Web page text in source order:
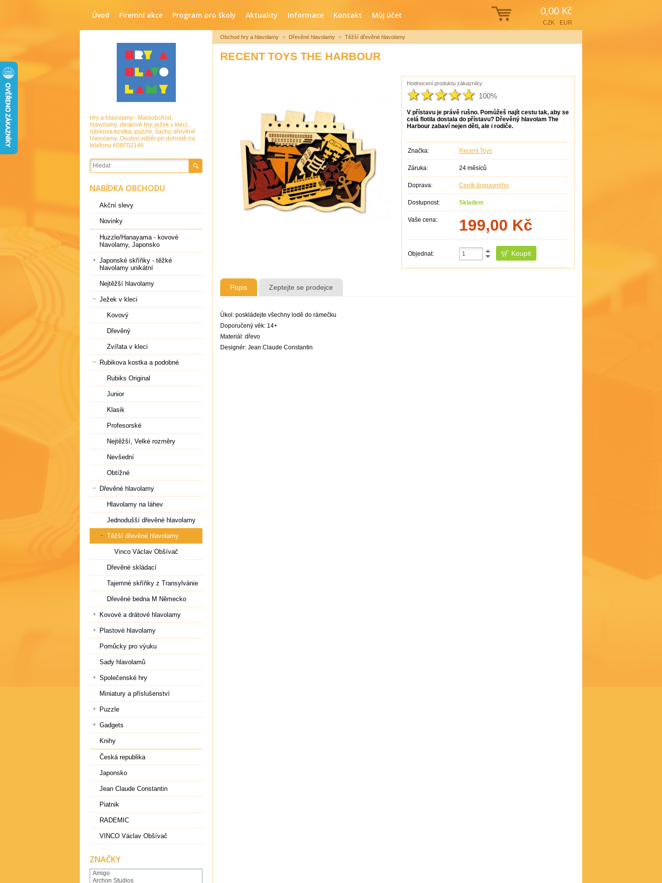
0,00 Kč
CZK EUR
Úvod Firemní akce Program pro školy Aktuality Informace Kontakt Můj účet
Obchod hry a hlavolamy > Dřevěné hlavolamy > Těžší dřevěné hlavolamy
RECENT TOYS THE HARBOUR
Hodnocení produktu zákazníky:
100%
V přístavu je právě rušno. Pomůžeš najít cestu tak, aby se
celá flotila dostala do přístavu? Dřevěný hlavolam The
Harbour zabaví nejen děti, ale i rodiče.
Značka: Recent Toys
Záruka: 24 měsíců
Doprava: Ceník dopravného
Dostupnost: Skladem
Vaše cena: 199,00 Kč
Objednat:
Popis Zeptejte se prodejce
Úkol: poskládejte všechny lodě do rámečku
Doporučený věk: 14+
Materiál: dřevo
Designér: Jean Claude Constantin
Hry a hlavolamy - Maloobchod,
hlavolamy, deskové hry, ježek v kleci,
rubikova kostka, puzzle, šachy, dřevěné
hlavolamy. Osobní odběr po dohodě na
telefonu 608702146
NABÍDKA OBCHODU
Akční slevy
Novinky
Huzzle/Hanayama - kovové
hlavolamy, Japonsko
Japonské skříňky - těžké
hlavolamy unikátní
Nejtěžší hlavolamy
Ježek v kleci
Kovový
Dřevěný
Zvířata v kleci
Rubikova kostka a podobné
Rubiks Original
Junior
Klasik
Profesorské
Nejtěžší, Velké rozměry
Nevšední
Obtížné
Dřevěné hlavolamy
Hlavolamy na láhev
Jednodušší dřevěné hlavolamy
Těžší dřevěné hlavolamy
Vinco Václav Obšívač
Dřevěné skládací
Tajemné skříňky z Transylvánie
Dřevěné bedna M Německo
Kovové a drátové hlavolamy
Plastové hlavolamy
Pomůcky pro výuku
Sady hlavolamů
Společenské hry
Miniatury a příslušenství
Puzzle
Gadgets
Knihy
Česká republika
Japonsko
Jean Claude Constantin
Piatnik
RADEMIC
VINCO Václav Obšívač
ZNAČKY
Amigo
Archon Studios